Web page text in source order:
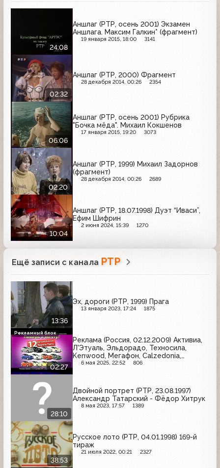
24:08
Аншлаг (РТР, осень 2001) Экзамен
Аншлага. Максим Галкин* (фрагмент)
19 января 2015, 18:00 3141
02:32
Аншлаг (РТР, 2000) Фрагмент
28 декабря 2014, 00:26 2354
06:06
Аншлаг (РТР, осень 2001) Рубрика
"Бочка мёда". Михаил Кокшенов
17 января 2015, 19:20 3073
02:20
Аншлаг (РТР, 1999) Михаил Задорнов
(фрагмент)
28 декабря 2014, 00:26 2689
10:04
Аншлаг (РТР, 18.07.1998) Дуэт “Иваси”,
Ефим Шифрин
2 июня 2024, 15:39 1270
Ещё записи с канала РТР
13:36
Эх, дороги (РТР, 1999) Прага
13 января 2023, 17:24 1875
02:27
Реклама (Россия, 02.12.2009) Активиа,
Л'Этуаль, Эльдорадо, Техносила,
Kenwood, Мегафон, Calzedonia,
Mr.Doors, Lindt
6 мая 2025, 22:52 806
Рекламный блок
28:10
Двойной портрет (РТР, 23.08.1997)
Александр Татарский - Фёдор Хитрук
8 мая 2023, 17:57 1389
38:53
Русское лото (РТР, 04.01.1998) 169-й
тираж
21 июля 2022, 00:21 2327